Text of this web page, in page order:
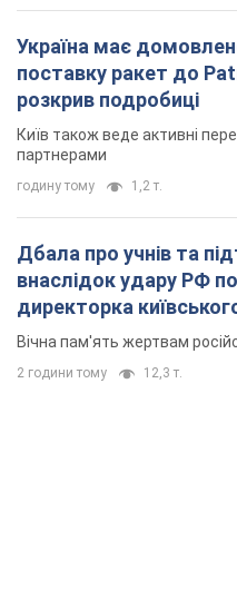
Україна має
поставку ракет до
розкрив подробиці
Київ також веде активні
партнерами
годину тому 1,2 т.
Дбала про учнів та
внаслідок удару РФ
директорка
Вічна пам'ять жертвам
2 години тому 12,3 т.